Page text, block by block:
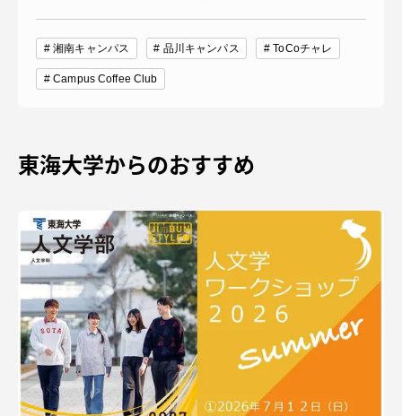
湘南キャンパス 品川キャンパス ToCoチャレ
Campus Coffee Club
東海大学からのおすすめ